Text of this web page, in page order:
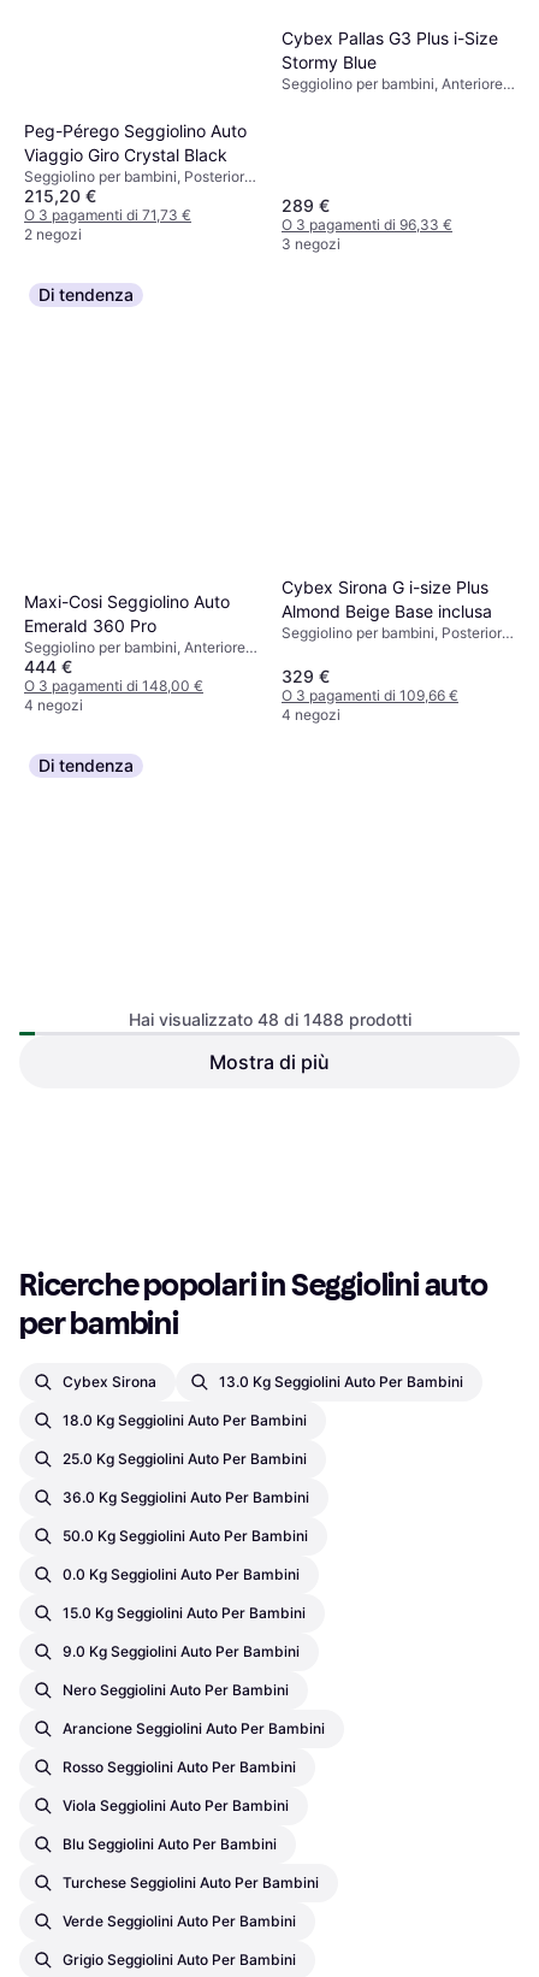
Peg-Pérego Seggiolino Auto
Viaggio Giro Crystal Black
Seggiolino per bambini, Posteriore,
Poggiatesta regolabile
215,20 €
O 3 pagamenti di 71,73 €
2 negozi
Cybex Pallas G3 Plus i-Size
Stormy Blue
Seggiolino per bambini, Anteriore,
289 €
O 3 pagamenti di 96,33 €
3 negozi
Di tendenza
Maxi-Cosi Seggiolino Auto
Emerald 360 Pro
Seggiolino per bambini, Anteriore,
i-Size, Rivestimento lavabile,
Protezione dagli urti laterali (ASIP),
Poggiatesta regolabile
444 €
O 3 pagamenti di 148,00 €
4 negozi
Cybex Sirona G i-size Plus
Almond Beige Base inclusa
Seggiolino per bambini, Posteriore,
neonato incluso, Poggiatesta
regolabile, Base inclusa,
Protezione dagli urti laterali (ASIP),
Rivestimento lavabile, Girevole
329 €
O 3 pagamenti di 109,66 €
4 negozi
Di tendenza
Cybex Seggiolino Cloud G3
Cybex Sirona Gi I-Size Plus
Hai visualizzato 48 di 1488 prodotti
Mostra di più
Ricerche popolari in Seggiolini auto
per bambini
Cybex Sirona 13.0 Kg Seggiolini Auto Per Bambini
18.0 Kg Seggiolini Auto Per Bambini
25.0 Kg Seggiolini Auto Per Bambini
36.0 Kg Seggiolini Auto Per Bambini
50.0 Kg Seggiolini Auto Per Bambini
0.0 Kg Seggiolini Auto Per Bambini
15.0 Kg Seggiolini Auto Per Bambini
9.0 Kg Seggiolini Auto Per Bambini
Nero Seggiolini Auto Per Bambini
Arancione Seggiolini Auto Per Bambini
Rosso Seggiolini Auto Per Bambini
Viola Seggiolini Auto Per Bambini
Blu Seggiolini Auto Per Bambini
Turchese Seggiolini Auto Per Bambini
Verde Seggiolini Auto Per Bambini
Grigio Seggiolini Auto Per Bambini